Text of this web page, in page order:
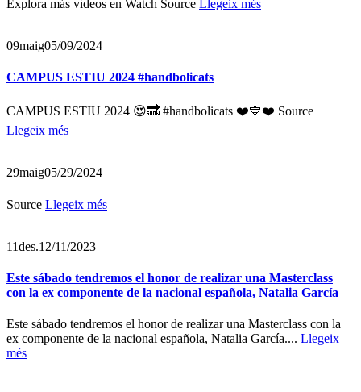
Explora más vídeos en Watch Source Llegeix més
09maig05/09/2024
CAMPUS ESTIU 2024 #handbolicats
CAMPUS ESTIU 2024 😍🔜 #handbolicats ❤️💙❤️ Source
Llegeix més
29maig05/29/2024
Source Llegeix més
11des.12/11/2023
Este sábado tendremos el honor de realizar una Masterclass
con la ex componente de la nacional española, Natalia García
Este sábado tendremos el honor de realizar una Masterclass con la
ex componente de la nacional española, Natalia García.... Llegeix
més